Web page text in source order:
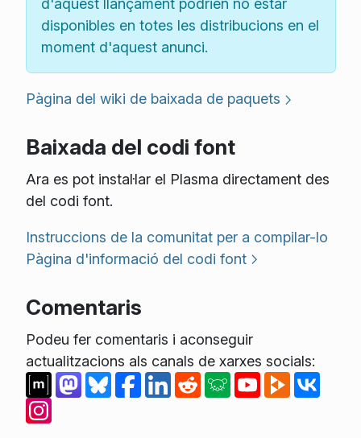
d'aquest llançament podrien no estar
disponibles en totes les distribucions en el
moment d'aquest anunci.
Pàgina del wiki de baixada de paquets
Baixada del codi font
Ara es pot instal·lar el Plasma directament des
del codi font.
Instruccions de la comunitat per a compilar-lo
Pàgina d'informació del codi font
Comentaris
Podeu fer comentaris i aconseguir
actualitzacions als canals de xarxes socials: